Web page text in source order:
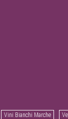
Vini Bianchi Marche